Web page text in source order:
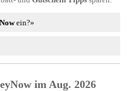
ein?»
im Aug. 2026